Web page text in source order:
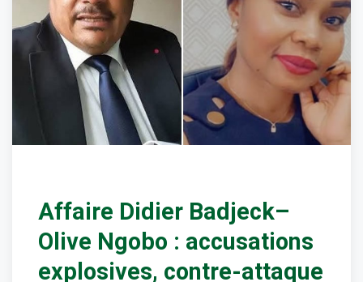
Affaire Didier Badjeck–
Olive Ngobo : accusations
explosives, contre-attaque